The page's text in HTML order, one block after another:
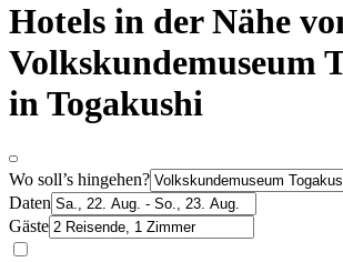
Hotels in der Nähe
Volkskundemuseum
in Togakushi
Wo soll’s hingehen?
Daten
Gäste